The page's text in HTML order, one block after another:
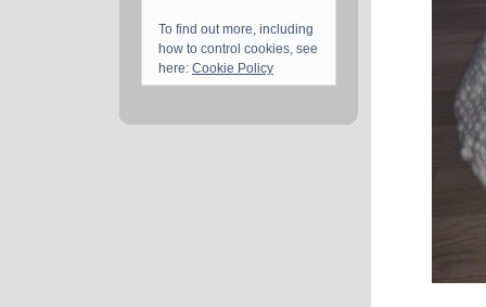
To find out more, including
how to control cookies, see
here: Cookie Policy